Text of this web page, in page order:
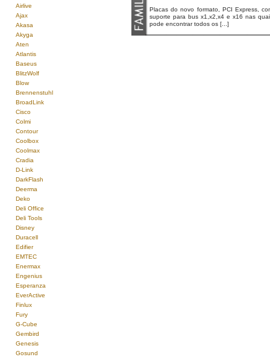
Airlive
Ajax
Akasa
Akyga
Aten
Atlantis
Baseus
BlitzWolf
Blow
Brennenstuhl
BroadLink
Cisco
Colmi
Contour
Coolbox
Coolmax
Cradia
D-Link
DarkFlash
Deerma
Deko
Deli Office
Deli Tools
Disney
Duracell
Edifier
EMTEC
Enermax
Engenius
Esperanza
EverActive
Finlux
Fury
G-Cube
Gembird
Genesis
Gosund
Placas do novo formato, PCI Express,
suporte para bus x1,x2,x4 e x16 nas
pode encontrar todos os [...]